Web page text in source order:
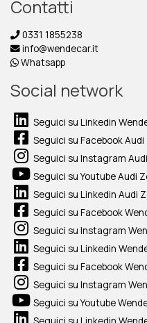
Contatti
0331 1855238
info@wendecar.it
Whatsapp
Social network
Seguici su Linkedin
Seguici su Facebook
Seguici su Instagram
Seguici su Youtube Audi
Seguici su Linkedin Audi
Seguici su Facebook
Seguici su Instagram
Seguici su Linkedin
Seguici su Facebook
Seguici su Instagram
Seguici su Youtube